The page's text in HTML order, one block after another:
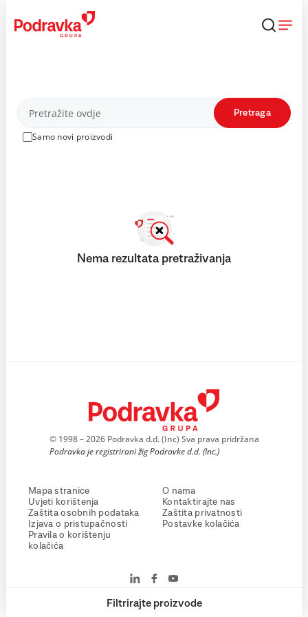
content
Proizvodi
Samo novi proizvodi
Pretraga
Filtrirajte proizvode
Nema rezultata pretraživanja
© 1998 – 2026 Podravka d.d. (Inc) Sva prava pridržana
Podravka je registrirani žig Podravke d.d. (Inc.)
Mapa stranice
Uvjeti korištenja
Zaštita osobnih podataka
Izjava o pristupačnosti
Pravila o korištenju
kolačića
O nama
Kontaktirajte nas
Zaštita privatnosti
Postavke kolačića